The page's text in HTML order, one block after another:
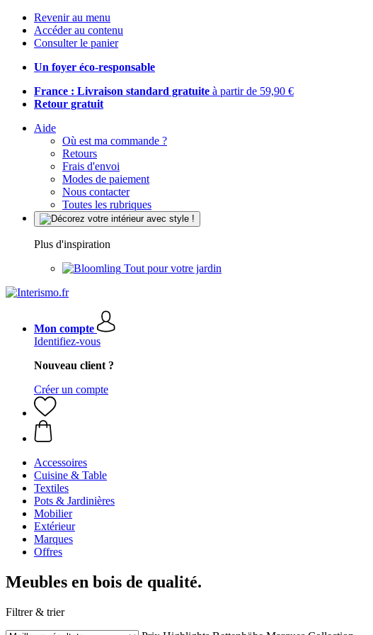
Revenir au menu
Accéder au contenu
Consulter le panier
Un foyer éco-responsable
France : Livraison standard gratuite à partir de 59,90 €
Retour gratuit
Aide
Où est ma commande ?
Retours
Frais d'envoi
Modes de paiement
Nous contacter
Toutes les rubriques
Plus d'inspiration
Tout pour votre jardin
Mon compte
Identifiez-vous
Nouveau client ?
Créer un compte
Accessoires
Cuisine & Table
Textiles
Pots & Jardinières
Mobilier
Extérieur
Marques
Offres
Meubles en bois de qualité.
Filtrer & trier